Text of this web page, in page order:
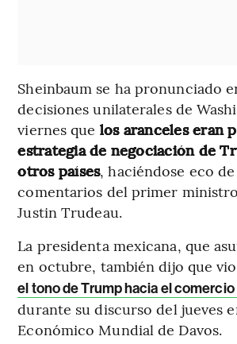
Sheinbaum se ha pronunciado
decisiones unilaterales de
viernes que los aranceles eran
estrategia de negociación de
otros países, haciéndose eco
comentarios del primer
Justin Trudeau.
La presidenta mexicana, que
en octubre, también dijo que vio
el tono de Trump hacia el
durante su discurso del jueves
Económico Mundial de Davos.